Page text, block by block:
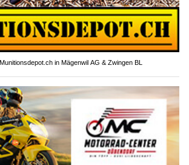
in Mägenwil AG & Zwingen BL